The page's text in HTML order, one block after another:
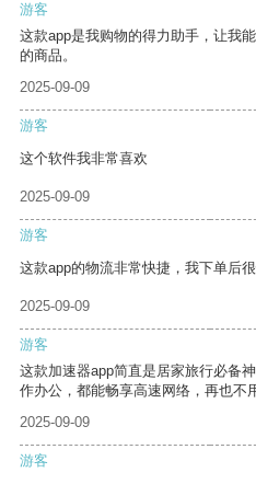
游客
这款app是我购物的得力助手，让我
的商品。
2025-09-09
游客
这个软件我非常喜欢
2025-09-09
游客
这款app的物流非常快捷，我下单后很
2025-09-09
游客
这款加速器app简直是居家旅行必备
作办公，都能畅享高速网络，再也不
2025-09-09
游客